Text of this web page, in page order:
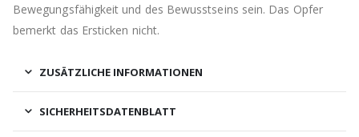
Bewegungsfähigkeit und des Bewusstseins sein. Das Opfer
bemerkt das Ersticken nicht.
ZUSÄTZLICHE INFORMATIONEN
SICHERHEITSDATENBLATT